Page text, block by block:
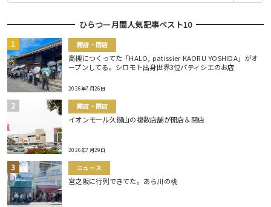
ひらつー月間人気記事ベスト10
開店・閉店
高槻につくってた「HALO, patissier KAORU YOSHIDA」がオ
ープンしてる。シロモト出身世界3位パティシエのお店
2026年7月26日
開店・閉店
イオンモール久御山の複数店舗が開店＆閉店
2026年7月29日
ニュース
宮之阪に行列できてた。あら川の桃